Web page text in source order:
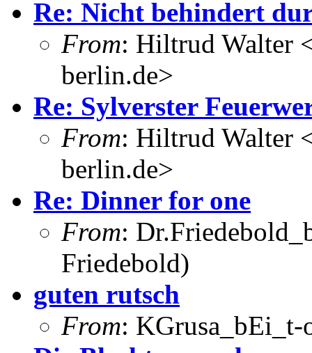
Re: Nicht behindert
From: Hiltrud Walter
berlin.de>
Re: Sylverster
From: Hiltrud Walter
berlin.de>
Re: Dinner for one
From:
Friedebold)
guten rutsch
From: